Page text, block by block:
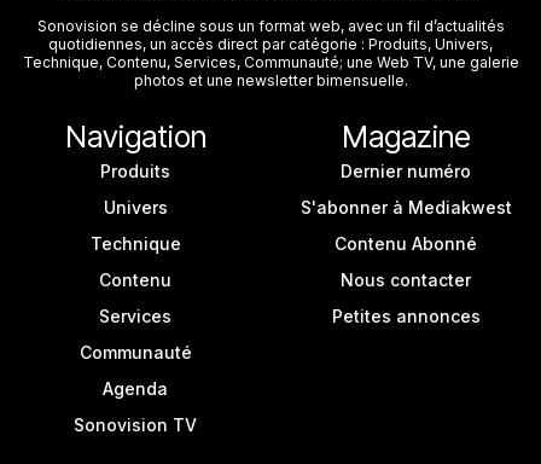
Sonovision se décline sous un format web, avec un fil d’actualités
quotidiennes, un accès direct par catégorie : Produits, Univers,
Technique, Contenu, Services, Communauté; une Web TV, une galerie
photos et une newsletter bimensuelle.
Navigation
Produits
Univers
Technique
Contenu
Services
Communauté
Agenda
Sonovision TV
Magazine
Dernier numéro
S'abonner à Mediakwest
Contenu Abonné
Nous contacter
Petites annonces